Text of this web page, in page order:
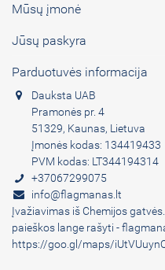
Mūsų įmonė
Jūsų paskyra
Parduotuvės informacija
Dauksta UAB
Pramonės pr. 4
51329, Kaunas, Lietuva
Įmonės kodas: 134419433
PVM kodas: LT344194314
+37067299075
info@flagmanas.lt
Įvažiavimas iš Chemijos
paieškos lange rašyti -
https://goo.gl/maps/